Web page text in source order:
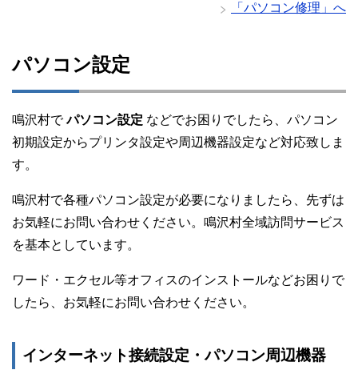
「パソコン修理」へ
パソコン設定
鳴沢村でパソコン設定 などでお困りでしたら、パソコン
初期設定からプリンタ設定や周辺機器設定など対応致しま
す。
鳴沢村で各種パソコン設定が必要になりましたら、先ずは
お気軽にお問い合わせください。鳴沢村全域訪問サービス
を基本としています。
ワード・エクセル等オフィスのインストールなどお困りで
したら、お気軽にお問い合わせください。
インターネット接続設定・パソコン周辺機器